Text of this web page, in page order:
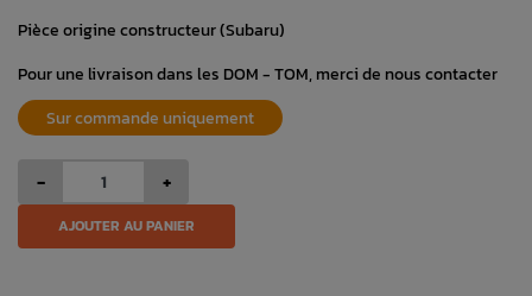
Pièce origine constructeur (Subaru)
Pour une livraison dans les DOM - TOM, merci de nous contacter
Sur commande uniquement
- +
AJOUTER AU PANIER